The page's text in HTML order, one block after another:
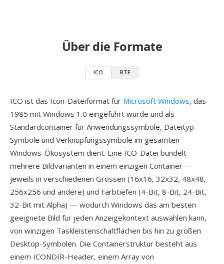
Über die Formate
ICO RTF
ICO ist das Icon-Dateiformat für Microsoft Windows, das
1985 mit Windows 1.0 eingeführt wurde und als
Standardcontainer für Anwendungssymbole, Dateityp-
Symbole und Verknüpfungssymbole im gesamten
Windows-Ökosystem dient. Eine ICO-Datei bündelt
mehrere Bildvarianten in einem einzigen Container —
jeweils in verschiedenen Grössen (16x16, 32x32, 48x48,
256x256 und andere) und Farbtiefen (4-Bit, 8-Bit, 24-Bit,
32-Bit mit Alpha) — wodurch Windows das am besten
geeignete Bild für jeden Anzeigekontext auswählen kann,
von winzigen Taskleistenschaltflächen bis hin zu großen
Desktop-Symbolen. Die Containerstruktur besteht aus
einem ICONDIR-Header, einem Array von